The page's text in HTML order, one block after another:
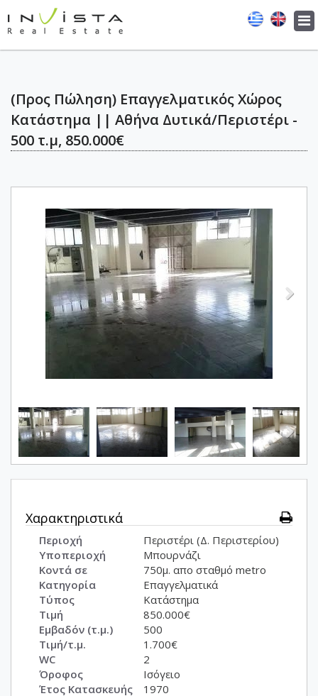
(Προς Πώληση) Επαγγελματικός Χώρος
Κατάστημα || Αθήνα Δυτικά/Περιστέρι -
500 τ.μ, 850.000€
Χαρακτηριστικά
Περιοχή
Περιστέρι (Δ. Περιστερίου)
Υποπεριοχή
Μπουρνάζι
Κοντά σε
750μ. απο σταθμό metro
Κατηγορία
Επαγγελματικά
Τύπος
Κατάστημα
Τιμή
850.000€
Εμβαδόν (τ.μ.)
500
Τιμή/τ.μ.
1.700€
WC
2
Όροφος
Ισόγειο
Έτος Κατασκευής
1970